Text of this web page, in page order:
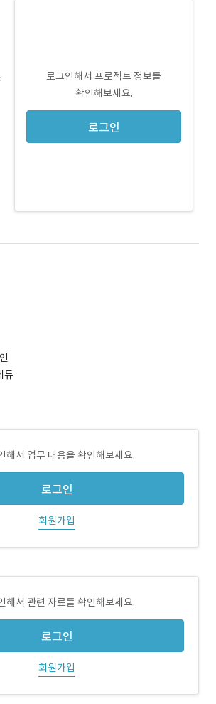
로그인해서 프로젝트 정보를
확인해보세요.
로그인
듀
해서 업무 내용을 확인해보세요.
로그인
회원가입
해서 관련 자료를 확인해보세요.
로그인
회원가입